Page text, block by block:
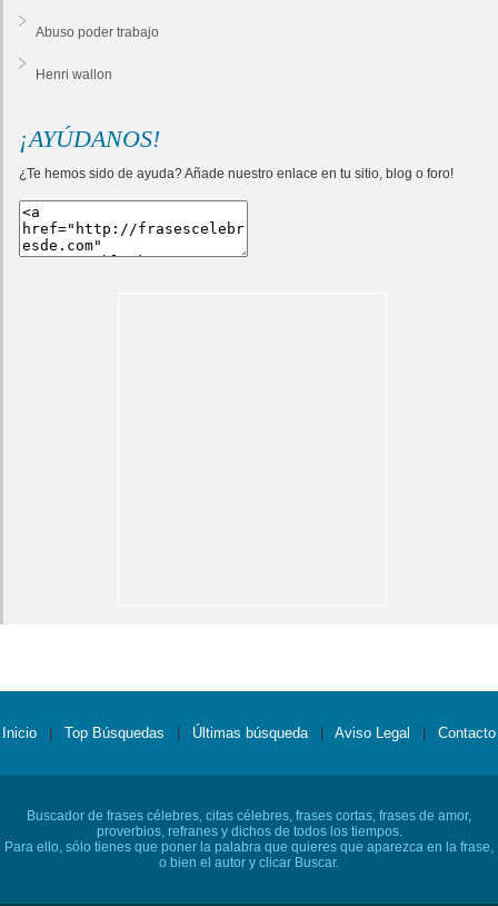
Abuso poder trabajo
Henri wallon
¡AYÚDANOS!
¿Te hemos sido de ayuda? Añade nuestro enlace en tu sitio, blog o foro!
Inicio Top Búsquedas Últimas búsqueda Aviso Legal Contacto
Buscador de frases célebres, citas célebres, frases cortas, frases de amor,
proverbios, refranes y dichos de todos los tiempos.
Para ello, sólo tienes que poner la palabra que quieres que aparezca en la frase,
o bien el autor y clicar Buscar.